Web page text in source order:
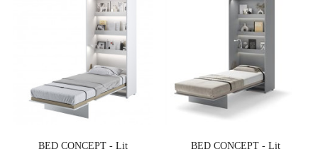
BED CONCEPT - Lit
BED CONCEPT - Lit